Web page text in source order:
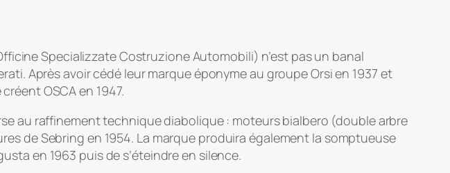
Specializzate Costruzione Automobili) n’est pas un banal
Après avoir cédé leur marque éponyme au groupe Orsi en 1937 et
OSCA en 1947.
au raffinement technique diabolique : moteurs bialbero (double arbre
de Sebring en 1954. La marque produira également la somptueuse
en 1963 puis de s’éteindre en silence.